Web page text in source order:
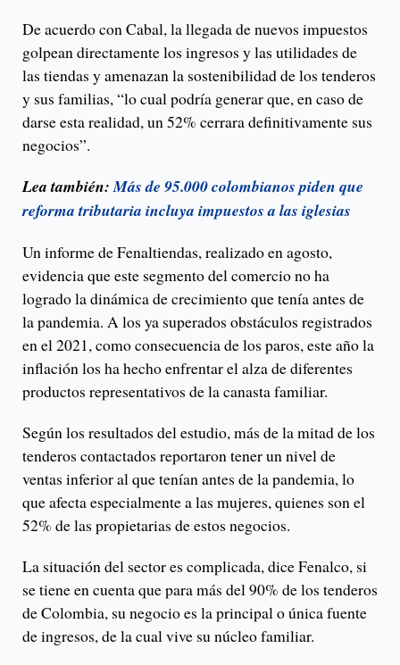
De acuerdo con Cabal, la llegada de nuevos impuestos
golpean directamente los ingresos y las utilidades de
las tiendas y amenazan la sostenibilidad de los tenderos
y sus familias, “lo cual podría generar que, en caso de
darse esta realidad, un 52% cerrara definitivamente sus
negocios”.
Lea también:Más de 95.000 colombianos piden que
reforma tributaria incluya impuestos a las iglesias
Un informe de Fenaltiendas, realizado en agosto,
evidencia que este segmento del comercio no ha
logrado la dinámica de crecimiento que tenía antes de
la pandemia. A los ya superados obstáculos registrados
en el 2021, como consecuencia de los paros, este año la
inflación los ha hecho enfrentar el alza de diferentes
productos representativos de la canasta familiar.
Según los resultados del estudio, más de la mitad de los
tenderos contactados reportaron tener un nivel de
ventas inferior al que tenían antes de la pandemia, lo
que afecta especialmente a las mujeres, quienes son el
52% de las propietarias de estos negocios.
La situación del sector es complicada, dice Fenalco, si
se tiene en cuenta que para más del 90% de los tenderos
de Colombia, su negocio es la principal o única fuente
de ingresos, de la cual vive su núcleo familiar.